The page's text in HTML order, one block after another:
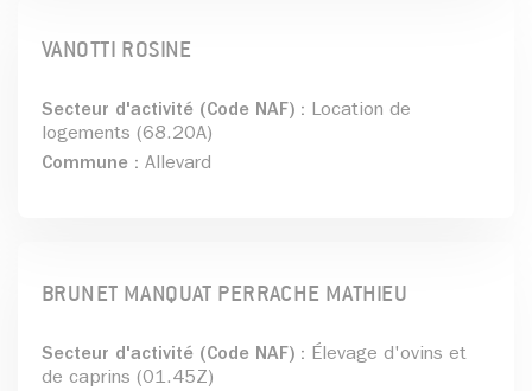
VANOTTI ROSINE
Secteur d'activité (Code NAF) : Location de
logements (68.20A)
Commune : Allevard
BRUNET MANQUAT PERRACHE MATHIEU
Secteur d'activité (Code NAF) : Élevage d'ovins et
de caprins (01.45Z)